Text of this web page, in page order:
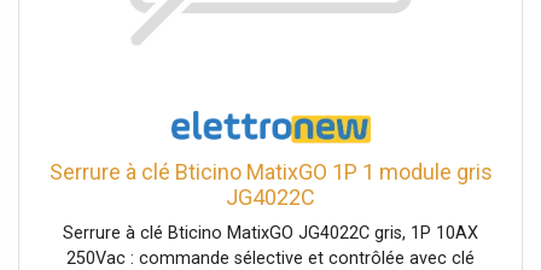
Serrure à clé Bticino MatixGO 1P 1 module gris
JG4022C
Serrure à clé Bticino MatixGO JG4022C gris, 1P 10AX
250Vac : commande sélective et contrôlée avec clé